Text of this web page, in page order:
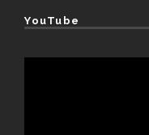
YouTube